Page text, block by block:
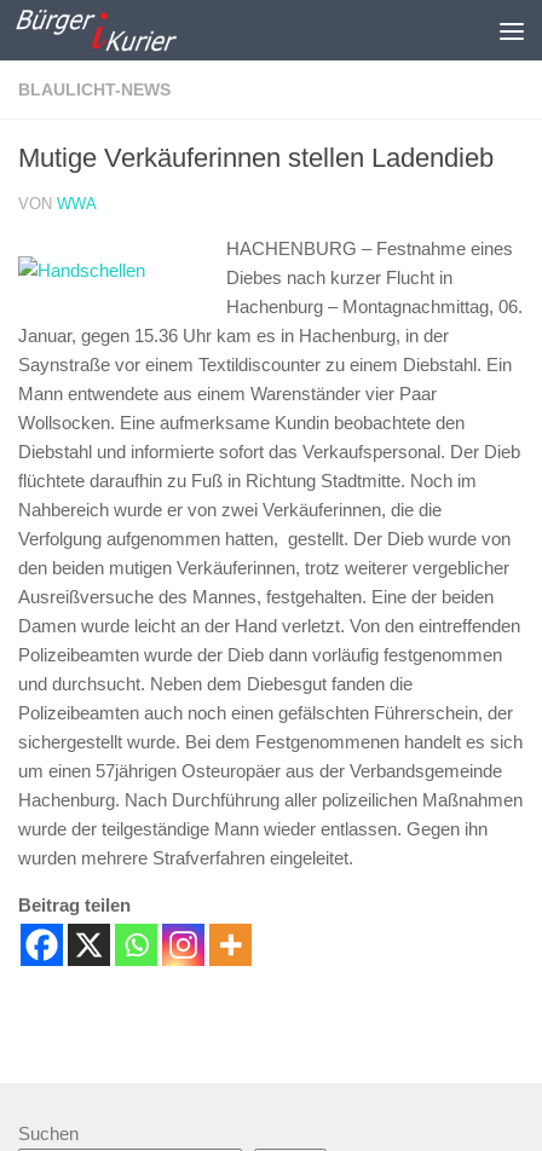
Zum Inhalt springen
BLAULICHT-NEWS
Mutige Verkäuferinnen stellen Ladendieb
VON WWA
HACHENBURG – Festnahme eines
Diebes nach kurzer Flucht in
Hachenburg – Montagnachmittag, 06.
Januar, gegen 15.36 Uhr kam es in Hachenburg, in der
Saynstraße vor einem Textildiscounter zu einem Diebstahl. Ein
Mann entwendete aus einem Warenständer vier Paar
Wollsocken. Eine aufmerksame Kundin beobachtete den
Diebstahl und informierte sofort das Verkaufspersonal. Der Dieb
flüchtete daraufhin zu Fuß in Richtung Stadtmitte. Noch im
Nahbereich wurde er von zwei Verkäuferinnen, die die
Verfolgung aufgenommen hatten, gestellt. Der Dieb wurde von
den beiden mutigen Verkäuferinnen, trotz weiterer vergeblicher
Ausreißversuche des Mannes, festgehalten. Eine der beiden
Damen wurde leicht an der Hand verletzt. Von den eintreffenden
Polizeibeamten wurde der Dieb dann vorläufig festgenommen
und durchsucht. Neben dem Diebesgut fanden die
Polizeibeamten auch noch einen gefälschten Führerschein, der
sichergestellt wurde. Bei dem Festgenommenen handelt es sich
um einen 57jährigen Osteuropäer aus der Verbandsgemeinde
Hachenburg. Nach Durchführung aller polizeilichen Maßnahmen
wurde der teilgeständige Mann wieder entlassen. Gegen ihn
wurden mehrere Strafverfahren eingeleitet.
Beitrag teilen
Suchen